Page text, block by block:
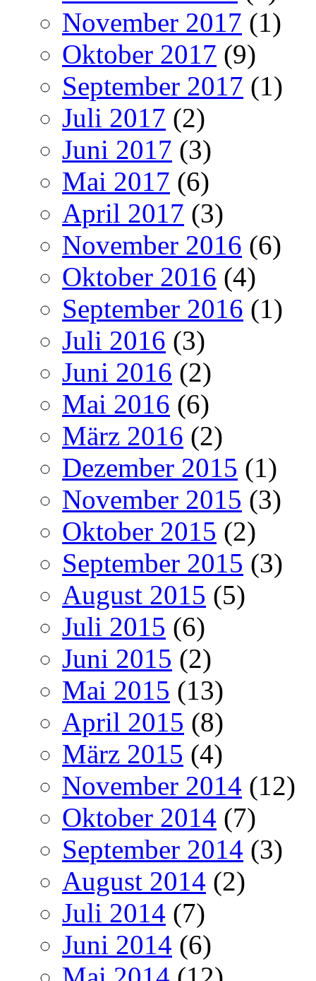
November 2017 (1)
Oktober 2017 (9)
September 2017 (1)
Juli 2017 (2)
Juni 2017 (3)
Mai 2017 (6)
April 2017 (3)
November 2016 (6)
Oktober 2016 (4)
September 2016 (1)
Juli 2016 (3)
Juni 2016 (2)
Mai 2016 (6)
März 2016 (2)
Dezember 2015 (1)
November 2015 (3)
Oktober 2015 (2)
September 2015 (3)
August 2015 (5)
Juli 2015 (6)
Juni 2015 (2)
Mai 2015 (13)
April 2015 (8)
März 2015 (4)
November 2014 (12)
Oktober 2014 (7)
September 2014 (3)
August 2014 (2)
Juli 2014 (7)
Juni 2014 (6)